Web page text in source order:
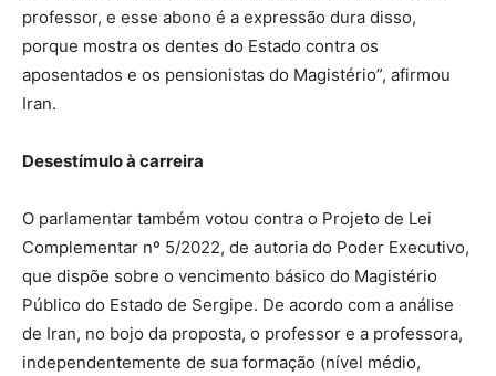
professor, e esse abono é a expressão dura disso,
porque mostra os dentes do Estado contra os
aposentados e os pensionistas do Magistério”, afirmou
Iran.
Desestímulo à carreira
O parlamentar também votou contra o Projeto de Lei
Complementar nº 5/2022, de autoria do Poder Executivo,
que dispõe sobre o vencimento básico do Magistério
Público do Estado de Sergipe. De acordo com a análise
de Iran, no bojo da proposta, o professor e a professora,
independentemente de sua formação (nível médio,